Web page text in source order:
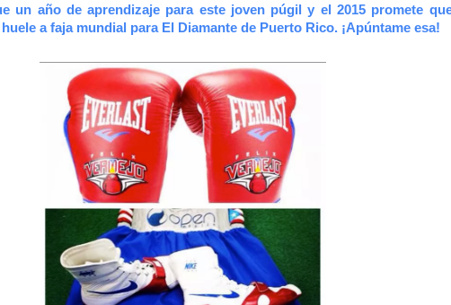
un año de aprendizaje para este joven púgil y el 2015 promete
a faja mundial para El Diamante de Puerto Rico. ¡Apúntame esa!